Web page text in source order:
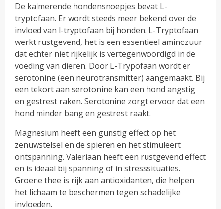
De kalmerende hondensnoepjes bevat L-
tryptofaan. Er wordt steeds meer bekend over de
invloed van l-tryptofaan bij honden. L-Tryptofaan
werkt rustgevend, het is een essentieel aminozuur
dat echter niet rijkelijk is vertegenwoordigd in de
voeding van dieren. Door L-Trypofaan wordt er
serotonine (een neurotransmitter) aangemaakt. Bij
een tekort aan serotonine kan een hond angstig
en gestrest raken. Serotonine zorgt ervoor dat een
hond minder bang en gestrest raakt.
Magnesium heeft een gunstig effect op het
zenuwstelsel en de spieren en het stimuleert
ontspanning. Valeriaan heeft een rustgevend effect
en is ideaal bij spanning of in stresssituaties.
Groene thee is rijk aan antioxidanten, die helpen
het lichaam te beschermen tegen schadelijke
invloeden.